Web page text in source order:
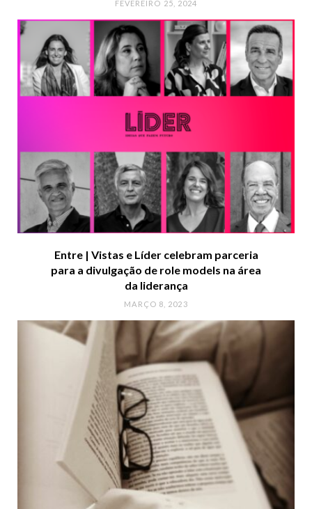
FEVEREIRO 25, 2024
Entre | Vistas e Líder celebram parceria
para a divulgação de role models na área
da liderança
MARÇO 8, 2023